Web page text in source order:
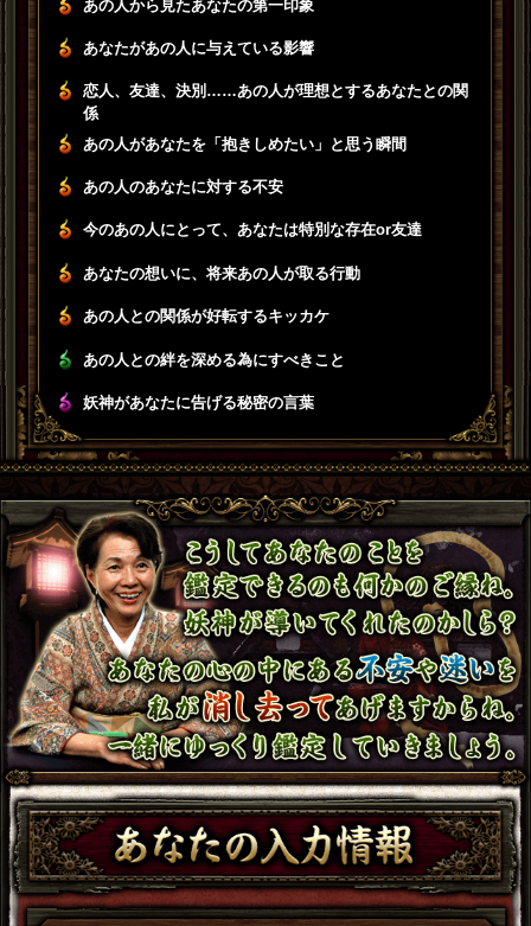
あの人から見たあなたの第一印象
あなたがあの人に与えている影響
恋人、友達、決別……あの人が理想とするあなたとの関
係
あの人があなたを「抱きしめたい」と思う瞬間
あの人のあなたに対する不安
今のあの人にとって、あなたは特別な存在or友達
あなたの想いに、将来あの人が取る行動
あの人との関係が好転するキッカケ
あの人との絆を深める為にすべきこと
妖神があなたに告げる秘密の言葉